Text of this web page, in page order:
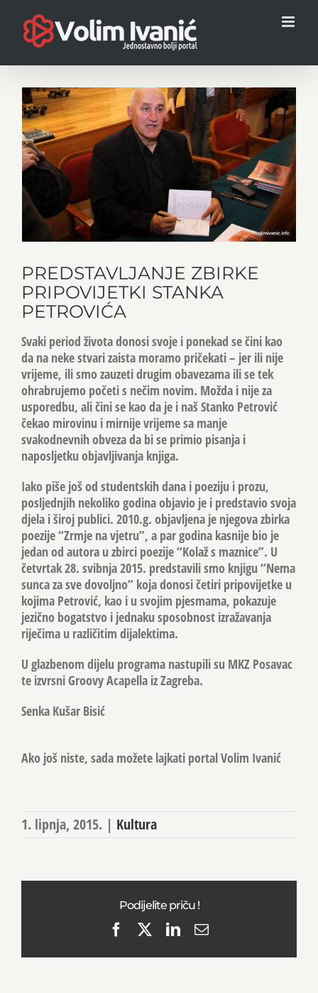
content
View
Larger
Image
PREDSTAVLJANJE ZBIRKE
PRIPOVIJETKI STANKA
PETROVIĆA
Svaki period života donosi svoje i ponekad se čini kao
da na neke stvari zaista moramo pričekati – jer ili nije
vrijeme, ili smo zauzeti drugim obavezama ili se tek
ohrabrujemo početi s nečim novim. Možda i nije za
usporedbu, ali čini se kao da je i naš Stanko Petrović
čekao mirovinu i mirnije vrijeme sa manje
svakodnevnih obveza da bi se primio pisanja i
naposljetku objavljivanja knjiga.
Iako piše još od studentskih dana i poeziju i prozu,
posljednjih nekoliko godina objavio je i predstavio svoja
djela i široj publici. 2010.g. objavljena je njegova zbirka
poezije “Zrmje na vjetru”, a par godina kasnije bio je
jedan od autora u zbirci poezije “Kolaž s maznice”. U
četvrtak 28. svibnja 2015. predstavili smo knjigu “Nema
sunca za sve dovoljno” koja donosi četiri pripovijetke u
kojima Petrović, kao i u svojim pjesmama, pokazuje
jezično bogatstvo i jednaku sposobnost izražavanja
riječima u različitim dijalektima.
U glazbenom dijelu programa nastupili su MKZ Posavac
te izvrsni Groovy Acapella iz Zagreba.
Senka Kušar Bisić
Ako još niste, sada možete lajkati portal Volim Ivanić
1. lipnja, 2015. | Kultura
Podijelite priču !
FacebookLinkedIn
Email